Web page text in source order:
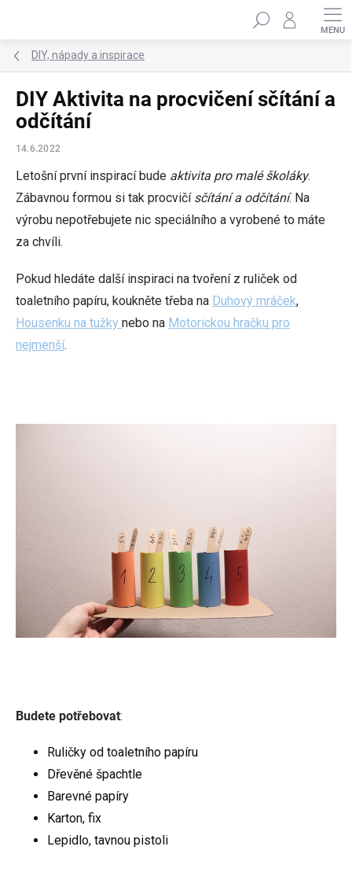
Hledat
DIY, nápady a inspirace
DIY Aktivita na procvičení sčítání a
odčítání
14.6.2022
Letošní první inspirací bude aktivita pro malé školáky.
Zábavnou formou si tak procvičí sčítání a odčítání. Na
výrobu nepotřebujete nic speciálního a vyrobené to máte
za chvíli.
Pokud hledáte další inspiraci na tvoření z ruliček od
toaletního papíru, koukněte třeba na Duhový mráček,
Housenku na tužky nebo na Motorickou hračku pro
nejmenší.
Budete potřebovat:
Ruličky od toaletního papíru
Dřevěné špachtle
Barevné papíry
Karton, fix
Lepidlo, tavnou pistoli